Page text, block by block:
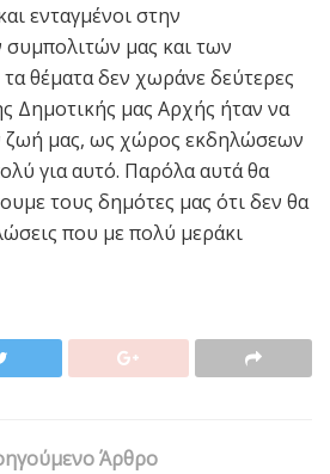
ενταγμένοι στην
μας και των
θέματα δεν χωράνε δεύτερες
Δημοτικής μας Αρχής ήταν να
ζωή μας, ως χώρος εκδηλώσεων
για αυτό. Παρόλα αυτά θα
τους δημότες μας ότι δεν θα
που με πολύ μεράκι
Άρθρο